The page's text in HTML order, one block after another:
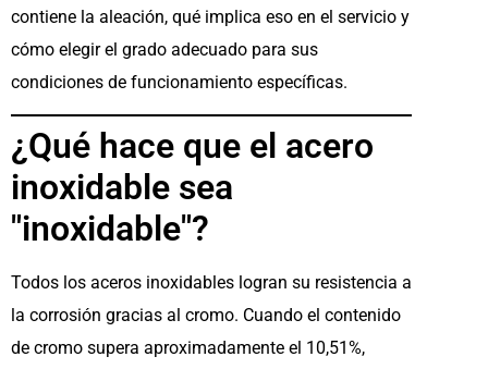
contiene la aleación, qué implica eso en el servicio y
cómo elegir el grado adecuado para sus
condiciones de funcionamiento específicas.
¿Qué hace que el acero
inoxidable sea
"inoxidable"?
Todos los aceros inoxidables logran su resistencia a
la corrosión gracias al cromo. Cuando el contenido
de cromo supera aproximadamente el 10,51%,